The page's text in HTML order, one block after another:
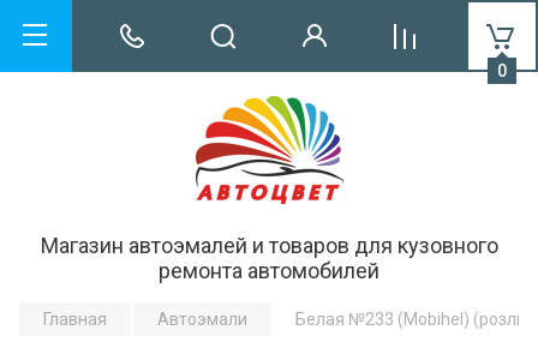
Магазин автоэмалей и товаров для кузовного
ремонта автомобилей
0
Главная Автоэмали Белая №233 (Mobihel)